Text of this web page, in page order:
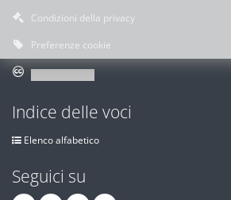
Condizioni della privacy
Preferenze cookie
Indice delle voci
Elenco alfabetico
Seguici su